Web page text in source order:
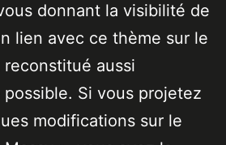
donnant la visibilité de
lien avec ce thème sur le
aussi
Si vous projetez
modifications sur le